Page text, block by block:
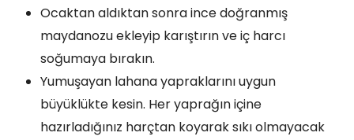
Ocaktan aldıktan sonra ince doğranmış
maydanozu ekleyip karıştırın ve iç harcı
soğumaya bırakın.
Yumuşayan lahana yapraklarını uygun
büyüklükte kesin. Her yaprağın içine
hazırladığınız harçtan koyarak sıkı olmayacak